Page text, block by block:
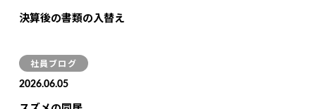
決算後の書類の入替え
社員ブログ
2026.06.05